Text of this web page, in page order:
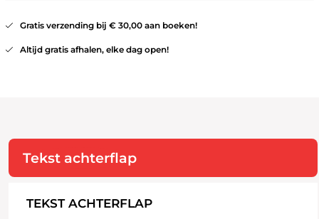
Gratis verzending bij € 30,00 aan boeken!
Altijd gratis afhalen, elke dag open!
Tekst achterflap
TEKST ACHTERFLAP